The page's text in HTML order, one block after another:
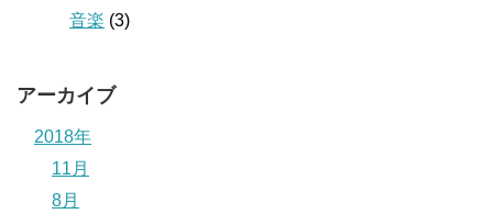
音楽 (3)
アーカイブ
2018年
11月
8月